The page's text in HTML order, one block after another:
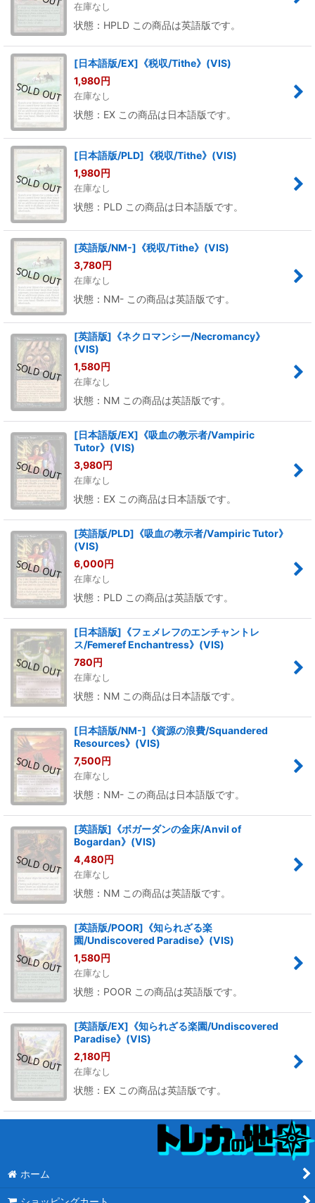
在庫なし
状態：HPLD この商品は英語版です。
[日本語版/EX]《税収/Tithe》(VIS)
1,980円
在庫なし
状態：EX この商品は日本語版です。
[日本語版/PLD]《税収/Tithe》(VIS)
1,980円
在庫なし
状態：PLD この商品は日本語版です。
[英語版/NM-]《税収/Tithe》(VIS)
3,780円
在庫なし
状態：NM- この商品は英語版です。
[英語版]《ネクロマンシー/Necromancy》
(VIS)
1,580円
在庫なし
状態：NM この商品は英語版です。
[日本語版/EX]《吸血の教示者/Vampiric
Tutor》(VIS)
3,980円
在庫なし
状態：EX この商品は日本語版です。
[英語版/PLD]《吸血の教示者/Vampiric Tutor》
(VIS)
6,000円
在庫なし
状態：PLD この商品は英語版です。
[日本語版]《フェメレフのエンチャントレ
ス/Femeref Enchantress》(VIS)
780円
在庫なし
状態：NM この商品は日本語版です。
[日本語版/NM-]《資源の浪費/Squandered
Resources》(VIS)
7,500円
在庫なし
状態：NM- この商品は日本語版です。
[英語版]《ボガーダンの金床/Anvil of
Bogardan》(VIS)
4,480円
在庫なし
状態：NM この商品は英語版です。
[英語版/POOR]《知られざる楽
園/Undiscovered Paradise》(VIS)
1,580円
在庫なし
状態：POOR この商品は英語版です。
[英語版/EX]《知られざる楽園/Undiscovered
Paradise》(VIS)
2,180円
在庫なし
状態：EX この商品は英語版です。
ホーム